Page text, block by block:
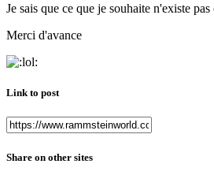
Je sais que ce que je souhaite n'existe
Merci d'avance
Link to post
Share on other sites